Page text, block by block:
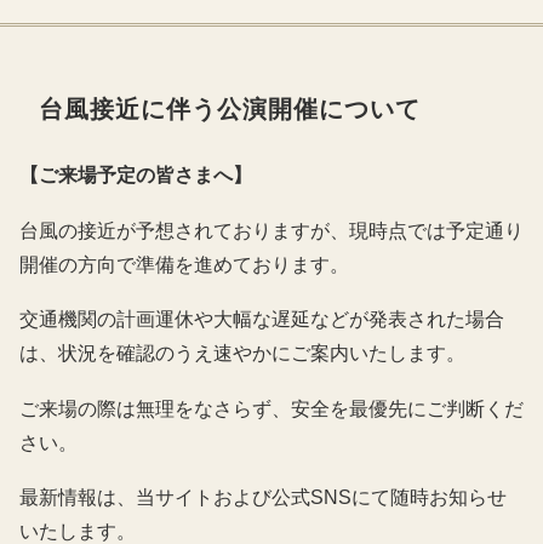
台風接近に伴う公演開催について
【ご来場予定の皆さまへ】
台風の接近が予想されておりますが、現時点では予定通り
開催の方向で準備を進めております。
交通機関の計画運休や大幅な遅延などが発表された場合
は、状況を確認のうえ速やかにご案内いたします。
ご来場の際は無理をなさらず、安全を最優先にご判断くだ
さい。
最新情報は、当サイトおよび公式SNSにて随時お知らせ
いたします。